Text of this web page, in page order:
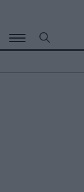
περιεχόμενο